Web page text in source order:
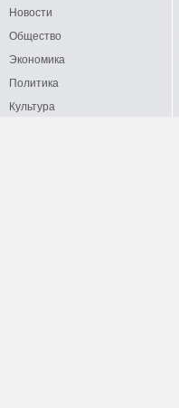
Новости
Общество
Экономика
Политика
Культура